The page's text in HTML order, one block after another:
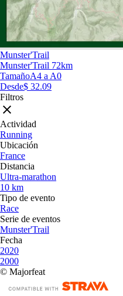
Munster'Trail
Munster'Trail 72km
TamañoA4 a A0
Desde$ 32.09
Filtros
Actividad
Running
Ubicación
France
Distancia
Ultra-marathon
10 km
Tipo de evento
Race
Serie de eventos
Munster'Trail
Fecha
2020
2000
© Majorfeat